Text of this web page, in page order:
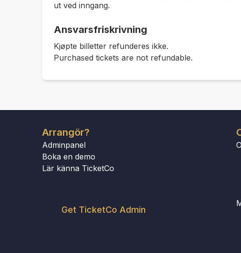
ut ved inngang.
Ansvarsfriskrivning
Kjøpte billetter refunderes ikke.
Purchased tickets are not refundable.
Arrangör?
Adminpanel
Boka en demo
Lär känna TicketCo
Get TicketCo Admin